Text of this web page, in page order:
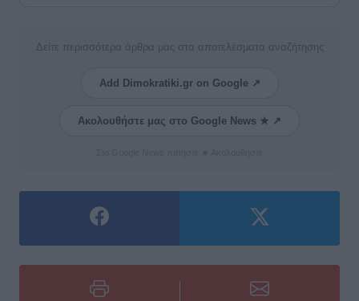
Δείτε περισσότερα άρθρα μας στα αποτελέσματα αναζήτησης
Add Dimokratiki.gr on Google ↗
Ακολουθήστε μας στο Google News ★ ↗